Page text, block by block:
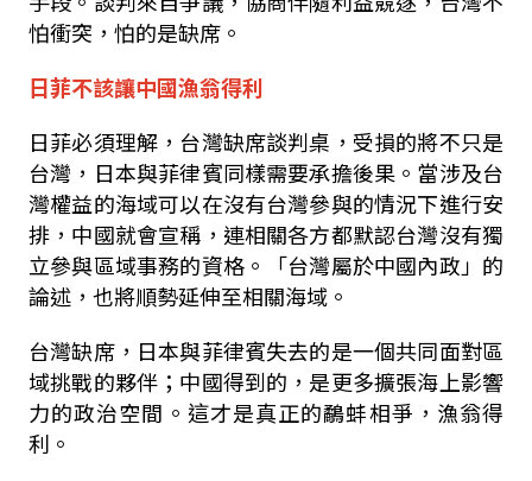
怕衝突，怕的是缺席。
日菲不該讓中國漁翁得利
日菲必須理解，台灣缺席談判桌，受損的將不只是
台灣，日本與菲律賓同樣需要承擔後果。當涉及台
灣權益的海域可以在沒有台灣參與的情況下進行安
排，中國就會宣稱，連相關各方都默認台灣沒有獨
立參與區域事務的資格。「台灣屬於中國內政」的
論述，也將順勢延伸至相關海域。
台灣缺席，日本與菲律賓失去的是一個共同面對區
域挑戰的夥伴；中國得到的，是更多擴張海上影響
力的政治空間。這才是真正的鷸蚌相爭，漁翁得
利。